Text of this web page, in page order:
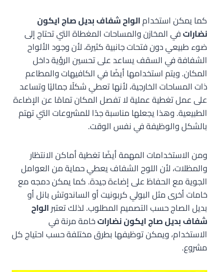
كما يمكن استخدامالواح شفاف بديل صاج ايكون
نضاراتفي المخازن والمساحات المغطاة التي تحتاج إلى
ضوء طبيعي دون فتحات جانبية كثيرة، لأن وجود الألواح
الشفافة في السقف يساعد على تحسين الرؤية داخل
المكان. ويتم استخدامها أيضًا في الكافيهات والمطاعم
ذات المساحات الخارجية، لأنها تعطي شكلًا جماليًا وتساعد
على عمل تغطية عملية لا تفصل المكان تمامًا عن الإضاءة
الطبيعية. وهذا يجعلها مناسبة جدًا للمشروعات التي تهتم
بالشكل والوظيفة في نفس الوقت.
ومن الاستخدامات المهمة أيضًا تغطية أماكن الانتظار
والمظلات، لأن اللوح الشفاف يعطي حماية من العوامل
الجوية مع الحفاظ على إضاءة جيدة. كما يمكن دمجه مع
خامات أخرى مثل البولي كربونيت أو الساندوتش بانل أو
بديل الصاج حسب التصميم المطلوب. لذلك تعتبرالواح
شفاف بديل صاج ايكون نضاراتخامة مرنة في
الاستخدام، ويمكن توظيفها بطرق مختلفة حسب احتياج كل
مشروع.